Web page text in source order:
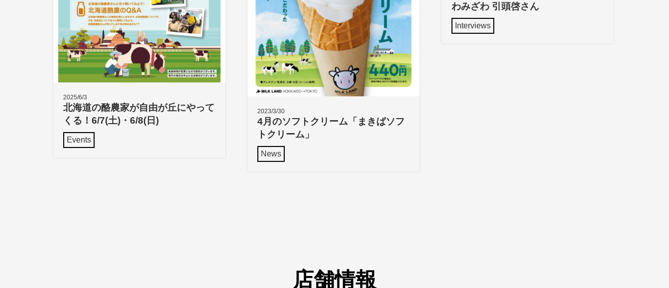
2025/6/3
北海道の酪農家が自由が丘にやって
くる！6/7(土)・6/8(日)
Events
2023/3/30
4月のソフトクリーム「まきばソフ
トクリーム」
News
わみざわ 引頭啓さん
Interviews
店舗情報